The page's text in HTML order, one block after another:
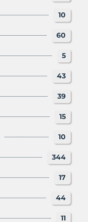
10
60
5
43
39
15
10
344
17
44
11